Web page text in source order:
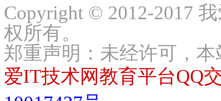
Copyright © 2012-2017
权所有。
郑重声明：未经许可，
爱IT技术网教育平台QQ